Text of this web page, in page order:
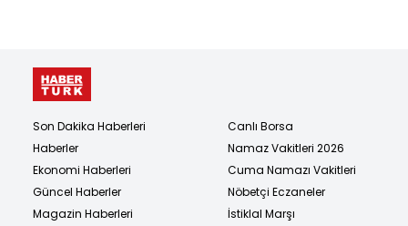
Son Dakika Haberleri
Haberler
Ekonomi Haberleri
Güncel Haberler
Magazin Haberleri
Canlı Borsa
Namaz Vakitleri 2026
Cuma Namazı Vakitleri
Nöbetçi Eczaneler
İstiklal Marşı